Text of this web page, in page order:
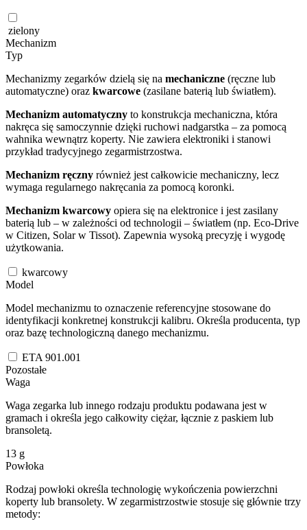
zielony
Mechanizm
Typ
Mechanizmy zegarków dzielą się na mechaniczne (ręczne lub
automatyczne) oraz kwarcowe (zasilane baterią lub światłem).
Mechanizm automatyczny to konstrukcja mechaniczna, która
nakręca się samoczynnie dzięki ruchowi nadgarstka – za pomocą
wahnika wewnątrz koperty. Nie zawiera elektroniki i stanowi
przykład tradycyjnego zegarmistrzostwa.
Mechanizm ręczny również jest całkowicie mechaniczny, lecz
wymaga regularnego nakręcania za pomocą koronki.
Mechanizm kwarcowy opiera się na elektronice i jest zasilany
baterią lub – w zależności od technologii – światłem (np. Eco-Drive
w Citizen, Solar w Tissot). Zapewnia wysoką precyzję i wygodę
użytkowania.
kwarcowy
Model
Model mechanizmu to oznaczenie referencyjne stosowane do
identyfikacji konkretnej konstrukcji kalibru. Określa producenta, typ
oraz bazę technologiczną danego mechanizmu.
ETA 901.001
Pozostałe
Waga
Waga zegarka lub innego rodzaju produktu podawana jest w
gramach i określa jego całkowity ciężar, łącznie z paskiem lub
bransoletą.
13 g
Powłoka
Rodzaj powłoki określa technologię wykończenia powierzchni
koperty lub bransolety. W zegarmistrzostwie stosuje się głównie trzy
metody: